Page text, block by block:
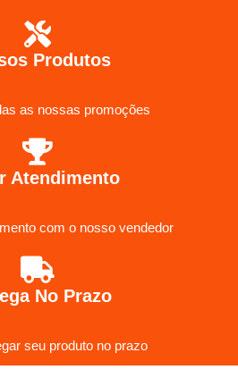
Produtos
as nossas promoções
Atendimento
com o nosso vendedor
No Prazo
seu produto no prazo